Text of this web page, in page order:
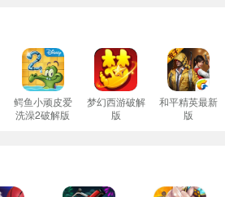
鳄鱼小顽皮爱
洗澡2破解版
梦幻西游破解
版
和平精英最新
版